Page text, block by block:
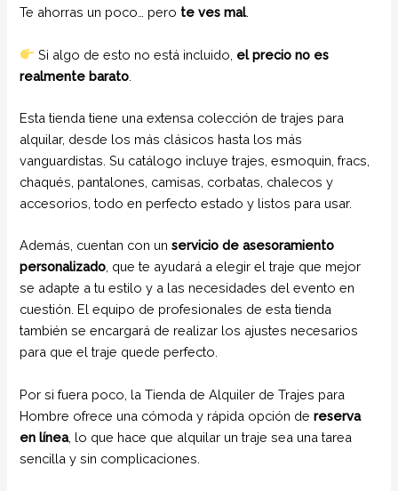
Te ahorras un poco… pero te ves mal.
Si algo de esto no está incluido, el precio no es
realmente barato
Esta tienda tiene una extensa colección de trajes para
alquilar, desde los más clásicos hasta los más
vanguardistas. Su catálogo incluye trajes, esmoquin, fracs,
chaqués, pantalones, camisas, corbatas, chalecos y
accesorios, todo en perfecto estado y listos para usar.
Además, cuentan con unservicio de asesoramiento
personalizado , que te ayudará a elegir el traje que mejor
se adapte a tu estilo y a las necesidades del evento en
cuestión. El equipo de profesionales de esta tienda
también se encargará de realizar los ajustes necesarios
para que el traje quede perfecto.
Por si fuera poco, la Tienda de Alquiler de Trajes para
Hombre ofrece una cómoda y rápida opción dereserva
en línea, lo que hace que alquilar un traje sea una tarea
sencilla y sin complicaciones.